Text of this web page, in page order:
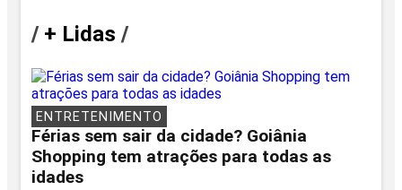
/+ Lidas /
ENTRETENIMENTO
Férias sem sair da cidade? Goiânia
Shopping tem atrações para todas as
idades